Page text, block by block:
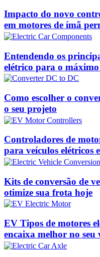
Impacto do novo
em motores de ímã
Entendendo os
elétrico para o máximo
Como escolher o
o seu projeto
Controladores de
para veículos elétricos
Kits de conversão de
otimize sua frota hoje
EV Tipos de motores
encaixa melhor no seu